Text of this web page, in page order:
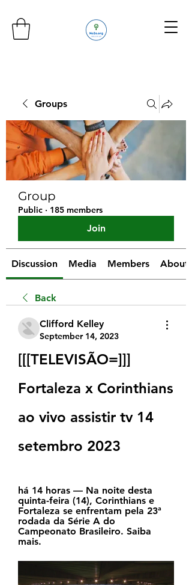
Groups
Group
Public · 185 members
Join
Discussion Media Members About
Back
Clifford Kelley
September 14, 2023
[[[TELEVISÃO=]]]
Fortaleza x Corinthians
ao vivo assistir tv 14
setembro 2023
há 14 horas — Na noite desta
quinta-feira (14), Corinthians e
Fortaleza se enfrentam pela 23ª
rodada da Série A do
Campeonato Brasileiro. Saiba
mais.